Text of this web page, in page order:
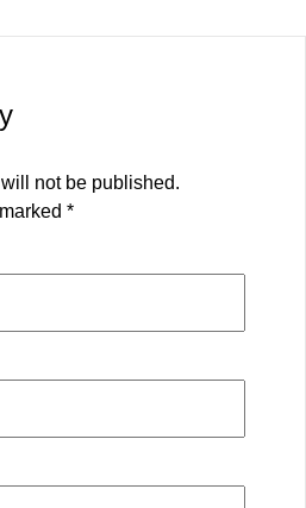
not be published.
*